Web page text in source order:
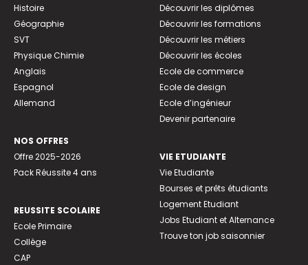
Histoire
Géographie
SVT
Physique Chimie
Anglais
Espagnol
Allemand
NOS OFFRES
Offre 2025-2026
Pack Réussite 4 ans
REUSSITE SCOLAIRE
Ecole Primaire
Collège
CAP
Découvrir les diplômes
Découvrir les formations
Découvrir les métiers
Découvrir les écoles
Ecole de commerce
Ecole de design
Ecole d’ingénieur
Devenir partenaire
VIE ETUDIANTE
Vie Etudiante
Bourses et prêts étudiants
Logement Etudiant
Jobs Etudiant et Alternance
Trouve ton job saisonnier